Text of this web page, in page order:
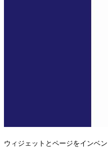
ウィジェットとページをインベ